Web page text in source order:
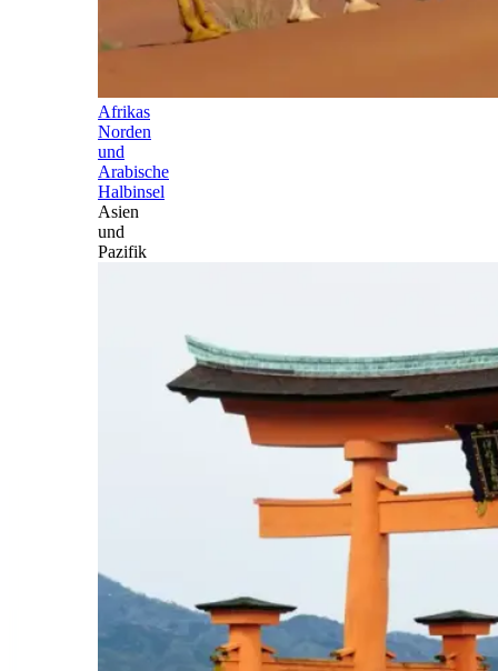
Afrikas
Norden
und
Arabische
Halbinsel
Asien
und
Pazifik